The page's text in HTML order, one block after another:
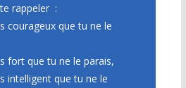
rappeler :
courageux que tu ne le
fort que tu ne le parais,
intelligent que tu ne le